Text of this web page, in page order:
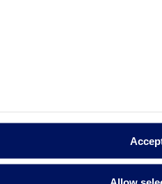
Allow